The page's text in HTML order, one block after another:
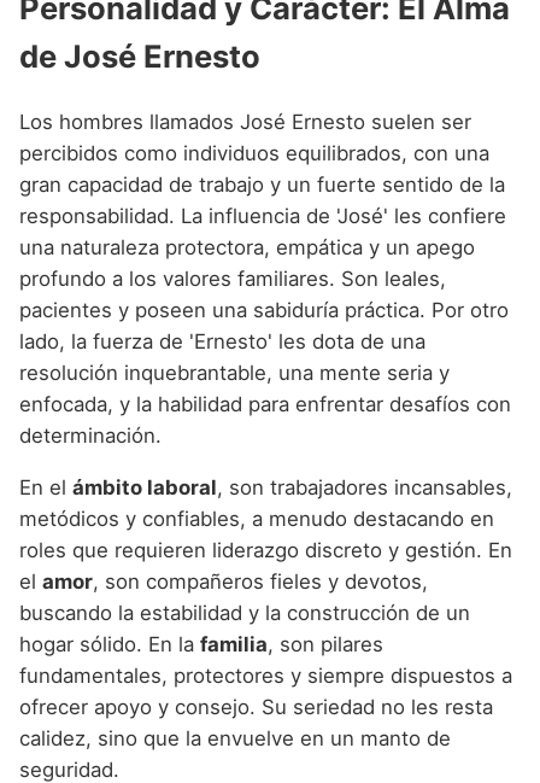
de José Ernesto
Los hombres llamados José Ernesto suelen ser
percibidos como individuos equilibrados, con una
gran capacidad de trabajo y un fuerte sentido de la
responsabilidad. La influencia de 'José' les confiere
una naturaleza protectora, empática y un apego
profundo a los valores familiares. Son leales,
pacientes y poseen una sabiduría práctica. Por otro
lado, la fuerza de 'Ernesto' les dota de una
resolución inquebrantable, una mente seria y
enfocada, y la habilidad para enfrentar desafíos con
determinación.
En el ámbito laboral, son trabajadores incansables,
metódicos y confiables, a menudo destacando en
roles que requieren liderazgo discreto y gestión. En
el amor, son compañeros fieles y devotos,
buscando la estabilidad y la construcción de un
hogar sólido. En la familia, son pilares
fundamentales, protectores y siempre dispuestos a
ofrecer apoyo y consejo. Su seriedad no les resta
calidez, sino que la envuelve en un manto de
seguridad.